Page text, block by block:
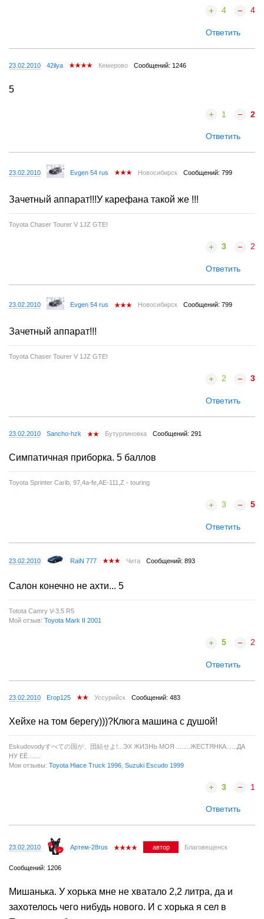
4 4
Ответить
23.02.2010 42ilya Кемерово Сообщений: 1246
5
1 2
Ответить
23.02.2010 Evgen 54 rus Новосибирск Сообщений: 799
Зачетный аппарат!!!У карефана такой же !!!
Toyota Chaser Tourer V 1JZ GTE!
3 2
Ответить
23.02.2010 Evgen 54 rus Новосибирск Сообщений: 799
Зачетный аппарат!!!
Toyota Chaser Tourer V 1JZ GTE!
2 3
Ответить
23.02.2010 Sancho-hzk Бутурлиновка Сообщений: 291
Симпатичная приборка. 5 баллов
Toyota Sprinter Carib, 97,4a-fe,AE-111,Z - touring
3 5
Ответить
23.02.2010 RaiN 777 Чита Сообщений: 893
Салон конечно не ахти... 5
Totota Camry V-3.5 R5
Мой отзыв: Toyota Mark II 2001
5 2
Ответить
23.02.2010 Егор125 Уссурийск Сообщений: 483
Хейхе на том берегу)))?Клюга машина с душой!
Eskudovodyすべての国が、団結せよ!...ЭХ ЖИЗНЬ МОЯ ........ЖЕСТЯНКА......ДА
НУ ЕЁ.......
Мои отзывы: Toyota Hiace Truck 1996 Suzuki Escudo 1999
3 1
Ответить
23.02.2010 Артем-28rus автор Благовещенск
Сообщений: 1206
Мишанька. У хорька мне не хватало 2,2 литра, да и
захотелось чего нибудь нового. И с хорька я сел в